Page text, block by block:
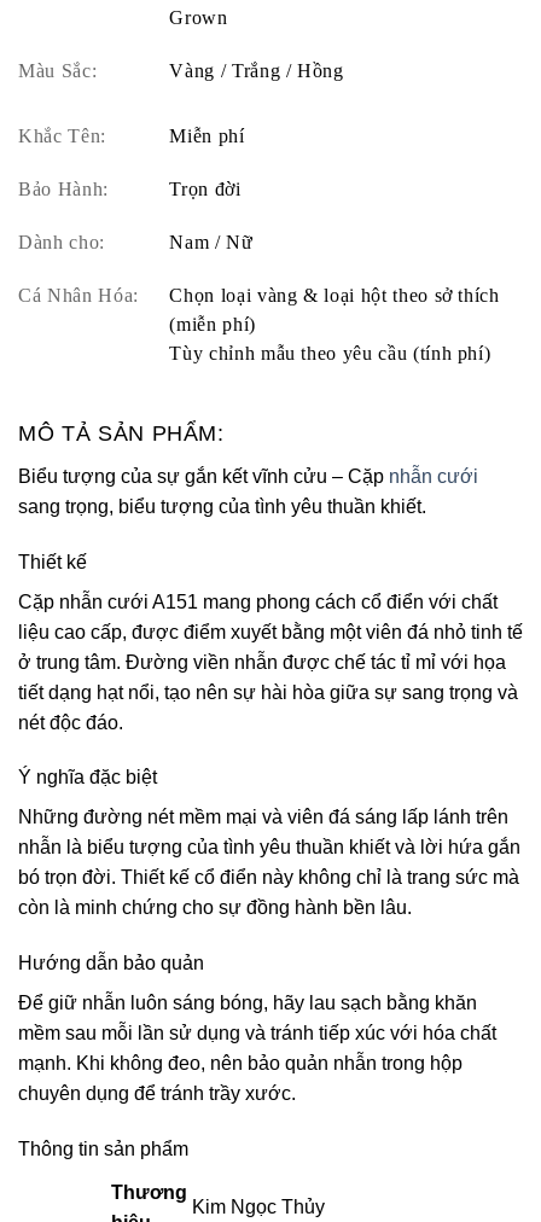
Grown
Màu Sắc: Vàng / Trắng / Hồng
Khắc Tên: Miễn phí
Bảo Hành: Trọn đời
Dành cho: Nam / Nữ
Cá Nhân Hóa:
Chọn loại vàng & loại hột theo sở thích
(miễn phí)
Tùy chỉnh mẫu theo yêu cầu (tính phí)
MÔ TẢ SẢN PHẨM:
Biểu tượng của sự gắn kết vĩnh cửu – Cặp nhẫn cưới
sang trọng, biểu tượng của tình yêu thuần khiết.
Thiết kế
Cặp nhẫn cưới A151 mang phong cách cổ điển với chất
liệu cao cấp, được điểm xuyết bằng một viên đá nhỏ tinh tế
ở trung tâm. Đường viền nhẫn được chế tác tỉ mỉ với họa
tiết dạng hạt nổi, tạo nên sự hài hòa giữa sự sang trọng và
nét độc đáo.
Ý nghĩa đặc biệt
Những đường nét mềm mại và viên đá sáng lấp lánh trên
nhẫn là biểu tượng của tình yêu thuần khiết và lời hứa gắn
bó trọn đời. Thiết kế cổ điển này không chỉ là trang sức mà
còn là minh chứng cho sự đồng hành bền lâu.
Hướng dẫn bảo quản
Để giữ nhẫn luôn sáng bóng, hãy lau sạch bằng khăn
mềm sau mỗi lần sử dụng và tránh tiếp xúc với hóa chất
mạnh. Khi không đeo, nên bảo quản nhẫn trong hộp
chuyên dụng để tránh trầy xước.
Thông tin sản phẩm
Thương
Kim Ngọc Thủy